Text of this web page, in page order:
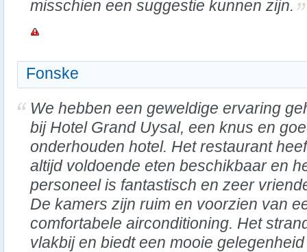
misschien een suggestie kunnen zijn.
Fonske
We hebben een geweldige ervaring
bij Hotel Grand Uysal, een knus en
onderhouden hotel. Het restaurant
altijd voldoende eten beschikbaar en
personeel is fantastisch en zeer
De kamers zijn ruim en voorzien van
comfortabele airconditioning. Het
vlakbij en biedt een mooie